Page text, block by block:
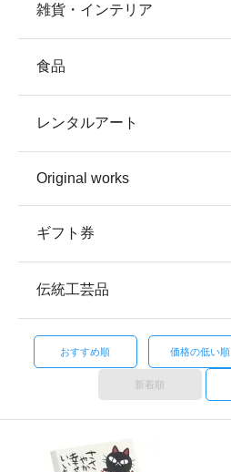
雑貨・インテリア
食品
レンタルアート
Original works
ギフト券
伝統工芸品
おすすめ順 価格の低い順
新着順